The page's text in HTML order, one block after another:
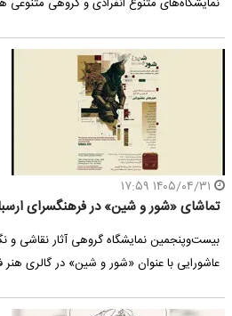
تماشای «شور و شین» در فرهنگسرای
بیست‌وپنجمین نمایشگاه گروهی آثار نقاشی و
عاشورایی با عنوان «شور و شین» در گالری